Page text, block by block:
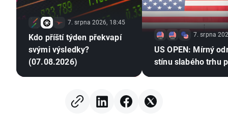
7. srpna 2026, 18:45
Kdo příští týden překvapí
svými výsledky?
(07.08.2026)
7. srpna
US OPEN: Mírný
stínu slabého trhu